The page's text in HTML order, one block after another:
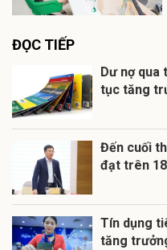
ĐỌC TIẾP
Dư nợ qua
tục tăng
Đến cuối
đạt trên
Tín dụng
tăng